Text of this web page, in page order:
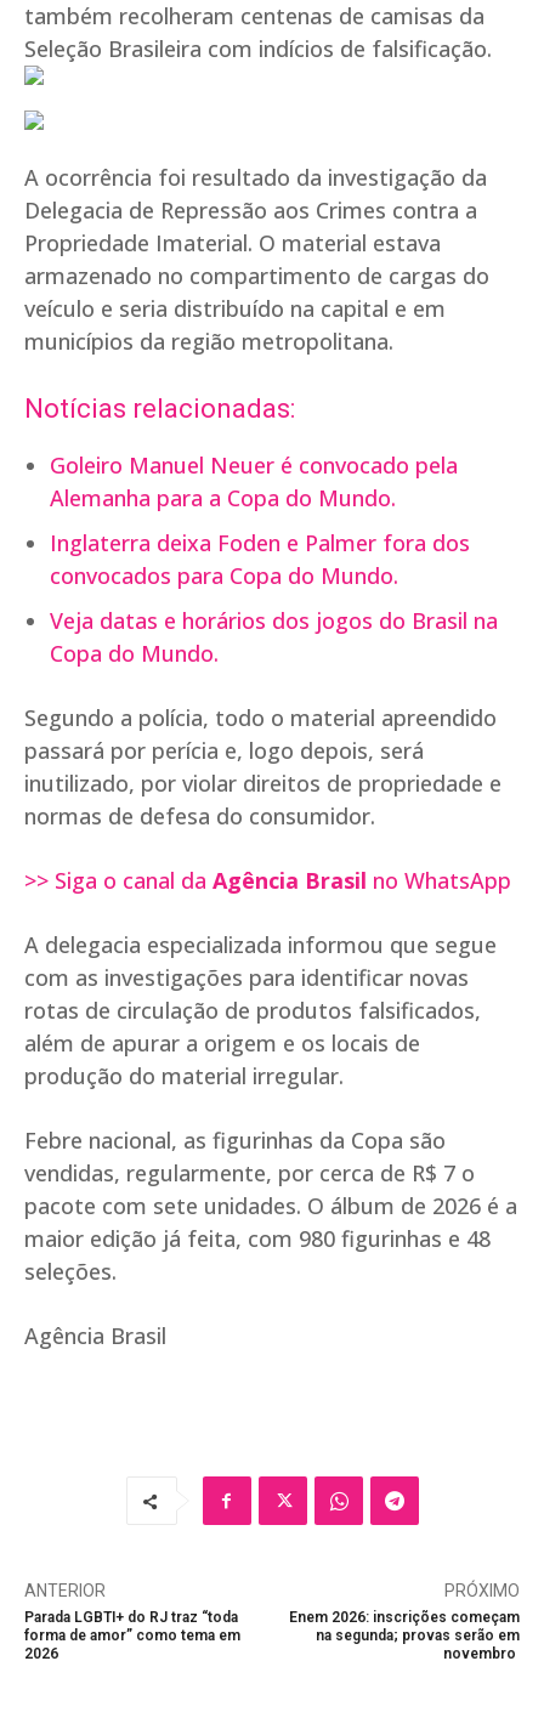
também recolheram centenas de camisas da
Seleção Brasileira com indícios de falsificação.
A ocorrência foi resultado da investigação da
Delegacia de Repressão aos Crimes contra a
Propriedade Imaterial. O material estava
armazenado no compartimento de cargas do
veículo e seria distribuído na capital e em
municípios da região metropolitana.
Notícias relacionadas:
Goleiro Manuel Neuer é convocado pela
Alemanha para a Copa do Mundo.
Inglaterra deixa Foden e Palmer fora dos
convocados para Copa do Mundo.
Veja datas e horários dos jogos do Brasil na
Copa do Mundo.
Segundo a polícia, todo o material apreendido
passará por perícia e, logo depois, será
inutilizado, por violar direitos de propriedade e
normas de defesa do consumidor.
>> Siga o canal da Agência Brasil no WhatsApp
A delegacia especializada informou que segue
com as investigações para identificar novas
rotas de circulação de produtos falsificados,
além de apurar a origem e os locais de
produção do material irregular.
Febre nacional, as figurinhas da Copa são
vendidas, regularmente, por cerca de R$ 7 o
pacote com sete unidades. O álbum de 2026 é a
maior edição já feita, com 980 figurinhas e 48
seleções.
Agência Brasil
ANTERIOR
Parada LGBTI+ do RJ traz “toda
forma de amor” como tema em
2026
PRÓXIMO
Enem 2026: inscrições começam
na segunda; provas serão em
novembro